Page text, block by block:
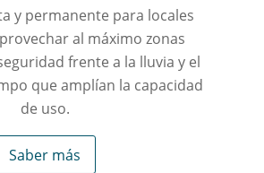
y permanente para locales
al máximo zonas
frente a la lluvia y el
que amplían la capacidad
de uso.
Saber más